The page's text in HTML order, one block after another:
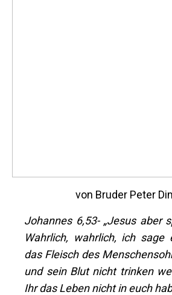
von Bruder Peter
Johannes 6,53- „Jesus aber
Wahrlich, wahrlich, ich sage
das Fleisch des
und sein Blut nicht trinken
Ihr das Leben nicht in euch